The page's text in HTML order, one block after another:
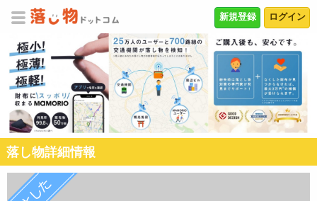
ログイン
新規登録
落し物詳細情報